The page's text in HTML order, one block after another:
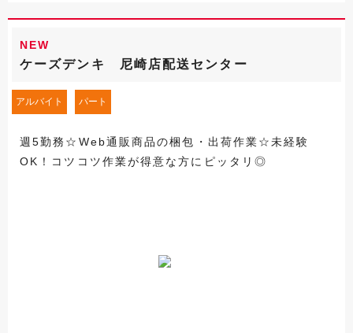
NEW
ケーズデンキ 尼崎店配送センター
アルバイト パート
週5勤務☆Web通販商品の梱包・出荷作業☆未経験
OK！コツコツ作業が得意な方にピッタリ◎